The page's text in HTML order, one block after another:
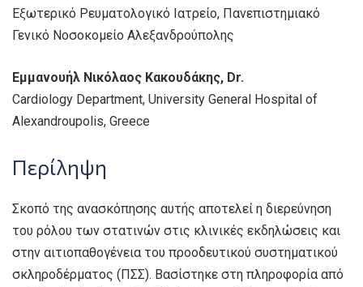
Εξωτερικό Ρευματολογικό Ιατρείο, Πανεπιστημιακό
Γενικό Νοσοκομείο Αλεξανδρούπολης
Εμμανουήλ Νικόλαος Κακουδάκης, Dr.
Cardiology Department, University General Hospital of
Alexandroupolis, Greece
Περίληψη
Σκοπό της ανασκόπησης αυτής αποτελεί η διερεύνηση
του ρόλου των στατινών στις κλινικές εκδηλώσεις και
στην αιτιοπαθογένεια του προοδευτικού συστηματικού
σκληροδέρματος (ΠΣΣ). Βασίστηκε στη πληροφορία από